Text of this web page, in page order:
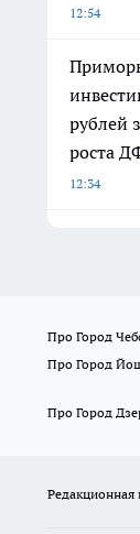
12:54
рублей
роста
12:34
Про Город
Про Город
Про Город
Редакционная